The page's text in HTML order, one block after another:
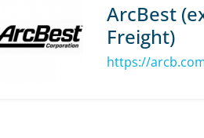
ArcBest
Freight)
https://